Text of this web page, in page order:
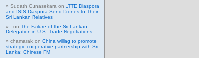
Sudath Gunasekara on LTTE Diaspora
and ISIS Diaspora Send Drones to Their
Sri Lankan Relatives
on The Failure of the Sri Lankan
Delegation in U.S. Trade Negotiations
chamarakl on China willing to promote
strategic cooperative partnership with Sri
Lanka: Chinese FM